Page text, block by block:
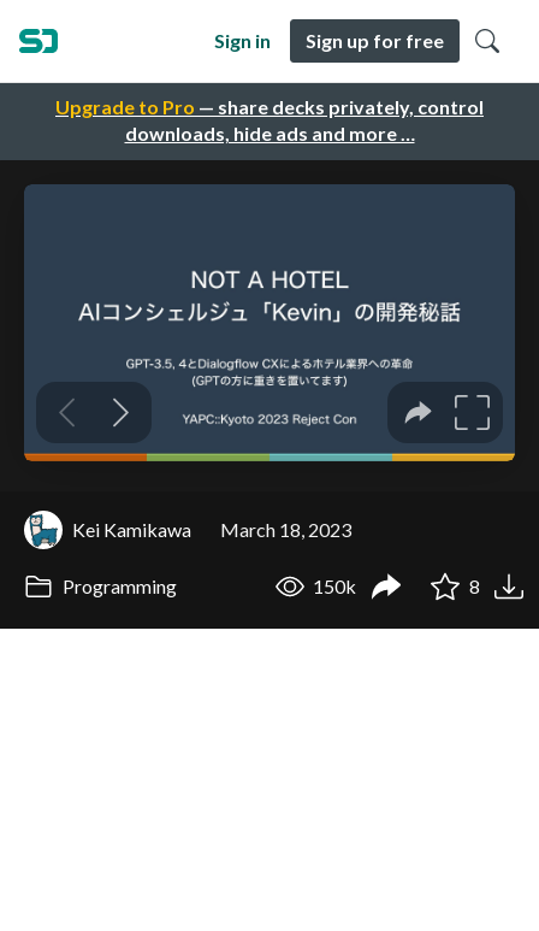
Upgrade to Pro — share decks privately, control
downloads, hide ads and more …
Sign in Sign up for free
Kei Kamikawa March 18, 2023
Programming 150k 8